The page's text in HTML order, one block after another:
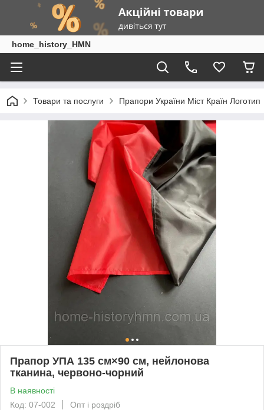
home_history_HMN
Товари та послуги Прапори України Міст Країн Логотип
Прапор УПА 135 см×90 см, нейлонова
тканина, червоно-чорний
В наявності
Код: 07-002
Опт і роздріб